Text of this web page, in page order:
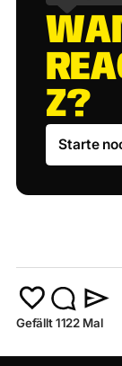
WA
REA
Z?
Starte
Gefällt 1122 Mal